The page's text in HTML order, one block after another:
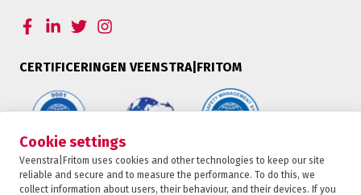
Cookie settings
Veenstra|Fritom uses cookies and other technologies to keep our site
reliable and secure and to measure the performance. To do this, we
collect information about users, their behaviour, and their devices. If you
CERTIFICERINGEN VEENSTRA|FRITOM